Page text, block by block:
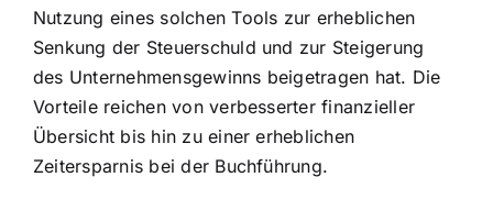
Nutzung eines solchen Tools zur erheblichen
Senkung der Steuerschuld und zur Steigerung
des Unternehmensgewinns beigetragen hat. Die
Vorteile reichen von verbesserter finanzieller
Übersicht bis hin zu einer erheblichen
Zeitersparnis bei der Buchführung.